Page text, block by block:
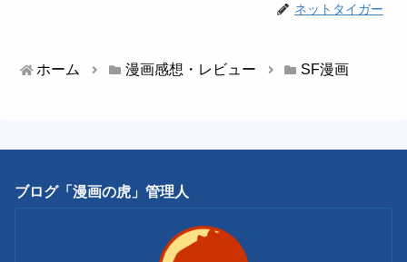
ネットタイガー
ホーム 漫画感想・レビュー SF漫画
ブログ「漫画の虎」管理人